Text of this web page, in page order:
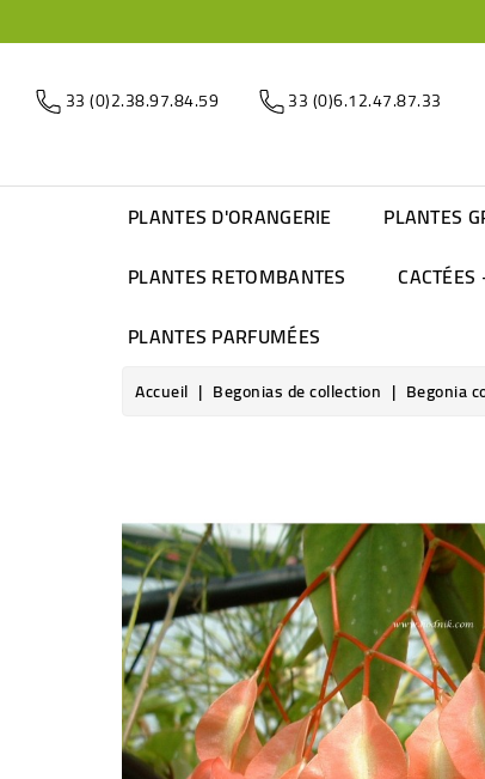
33 (0)2.38.97.84.59 33 (0)6.12.47.87.33
PLANTES D'ORANGERIE PLANTES
PLANTES RETOMBANTES
PLANTES PARFUMÉES
Accueil Begonias de collection Begonia